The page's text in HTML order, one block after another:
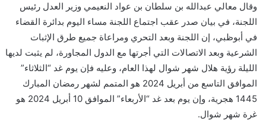
وقال معالي عبدالله بن سلطان بن عواد النعيمي وزير العدل رئيس
اللجنة، في بيان صدر عقب اجتماع اللجنة مساء اليوم بدائرة القضاء
في أبوظبي، إن اللجنة وبعد التحري ومراعاة جميع طرق الإثبات
الشرعية وبعد الاتصالات التي أجرتها مع الدول المجاورة، لم يثبت لديها
الليلة رؤية هلال شهر شوال لهذا العام، وعليه فإن يوم غد “الثلاثاء”
الموافق التاسع من أبريل 2024 هو المتمم لشهر رمضان المبارك
1445 هجرية، وإن يوم بعد غد “الأربعاء” الموافق 10 أبريل 2024 هو
غرة شهر شوال.